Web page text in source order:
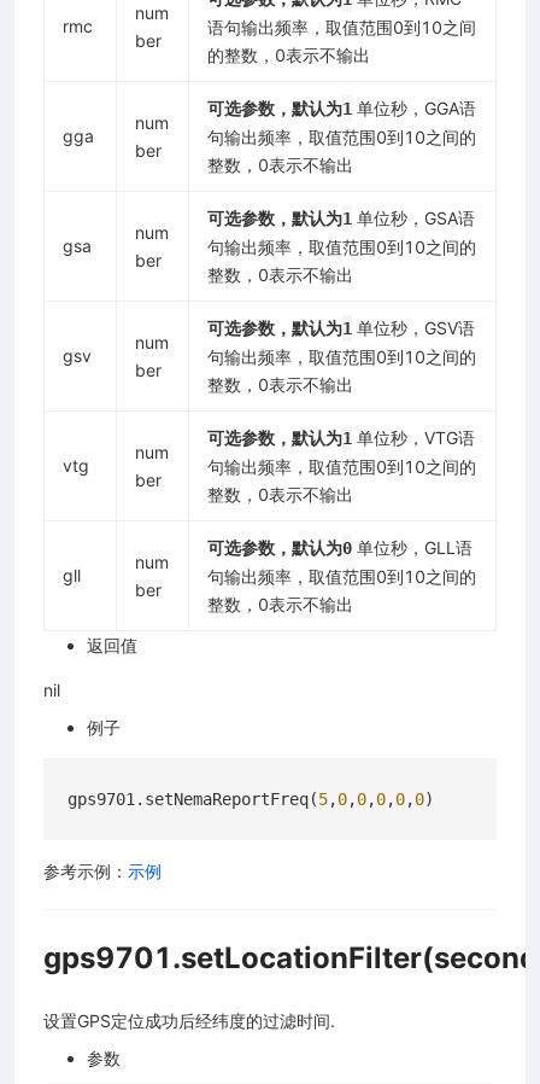
rmc
num
ber
语句输出频率，取值范围0到10之间
的整数，0表示不输出
gga
num
ber
可选参数，默认为1 单位秒，GGA语
句输出频率，取值范围0到10之间的
整数，0表示不输出
gsa
num
ber
可选参数，默认为1 单位秒，GSA语
句输出频率，取值范围0到10之间的
整数，0表示不输出
gsv
num
ber
可选参数，默认为1 单位秒，GSV语
句输出频率，取值范围0到10之间的
整数，0表示不输出
vtg
num
ber
可选参数，默认为1 单位秒，VTG语
句输出频率，取值范围0到10之间的
整数，0表示不输出
gll
num
ber
可选参数，默认为0 单位秒，GLL语
句输出频率，取值范围0到10之间的
整数，0表示不输出
返回值
nil
例子
gps9701.setNemaReportFreq(5,0,0,0,0,0
参考示例： 示例
设置GPS定位成功后经纬度的过滤时间.
参数